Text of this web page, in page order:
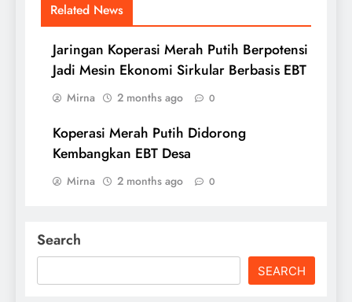
Related News
Jaringan Koperasi Merah Putih Berpotensi
Jadi Mesin Ekonomi Sirkular Berbasis EBT
Mirna 2 months ago 0
Koperasi Merah Putih Didorong
Kembangkan EBT Desa
Mirna 2 months ago 0
Search
SEARCH